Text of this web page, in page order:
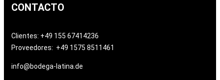
CONTACTO
Clientes: +49 155 67414236
Proveedores: +49 1575 8511461
info@bodega-latina.de